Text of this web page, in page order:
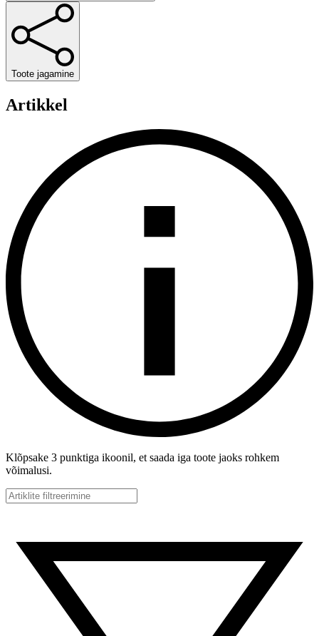
Toote jagamine
Artikkel
Klõpsake 3 punktiga ikoonil, et saada iga toote jaoks rohkem
võimalusi.